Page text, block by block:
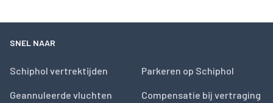
SNEL NAAR
Schiphol vertrektijden
Geannuleerde vluchten
Parkeren op Schiphol
Compensatie bij vertraging